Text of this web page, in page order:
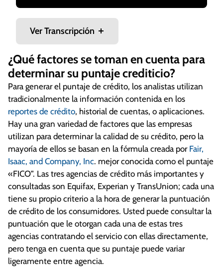
Ver Transcripción
“Pay for delete” es una práctica
relativamente antigua en el mundo del
cobro de deudas. A cambio del pago total
o parcial, el cobrador acepta eliminar una
cuenta en colección de su reporte de
crédito.
Desafortunadamente, es poco probable
que las agencias de crédito eliminen la
cuenta de colección si se incurrió
legítimamente, aun si ya la pagó. Solo
eliminarán un elemento de su reporte de
crédito si no se puede verificar con
precisión, pues para bien o para mal, la ley
requiere que el historial crediticio del
consumidor se reporte con claridad y
exactitud.
¿Qué factores se toman en cuenta para
determinar su puntaje crediticio?
Para generar el puntaje de crédito, los analistas utilizan
tradicionalmente la información contenida en los
reportes de crédito, historial de cuentas, o aplicaciones.
Hay una gran variedad de factores que las empresas
utilizan para determinar la calidad de su crédito, pero la
mayoría de ellos se basan en la fórmula creada por Fair,
Isaac, and Company, Inc. mejor conocida como el puntaje
«FICO”. Las tres agencias de crédito más importantes y
consultadas son Equifax, Experian y TransUnion; cada una
tiene su propio criterio a la hora de generar la puntuación
de crédito de los consumidores. Usted puede consultar la
puntuación que le otorgan cada una de estas tres
agencias contratando el servicio con ellas directamente,
pero tenga en cuenta que su puntaje puede variar
ligeramente entre agencia.